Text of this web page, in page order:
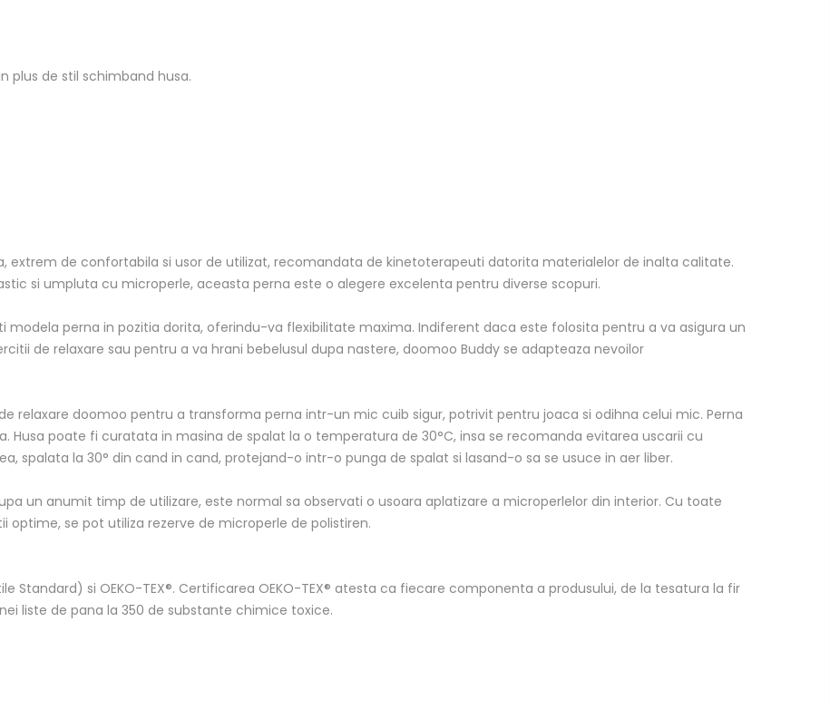
plus de stil schimband husa.
extrem de confortabila si usor de utilizat, recomandata de kinetoterapeuti datorita materialelor de inalta calitate.
si umpluta cu microperle, aceasta perna este o alegere excelenta pentru diverse scopuri.
modela perna in pozitia dorita, oferindu-va flexibilitate maxima. Indiferent daca este folosita pentru a va asigura un
de relaxare sau pentru a va hrani bebelusul dupa nastere, doomoo Buddy se adapteaza nevoilor
relaxare doomoo pentru a transforma perna intr-un mic cuib sigur, potrivit pentru joaca si odihna celui mic. Perna
Husa poate fi curatata in masina de spalat la o temperatura de 30°C, insa se recomanda evitarea uscarii cu
spalata la 30° din cand in cand, protejand-o intr-o punga de spalat si lasand-o sa se usuce in aer liber.
un anumit timp de utilizare, este normal sa observati o usoara aplatizare a microperlelor din interior. Cu toate
se pot utiliza rezerve de microperle de polistiren.
Standard) si OEKO-TEX®. Certificarea OEKO-TEX® atesta ca fiecare componenta a produsului, de la tesatura la fir
liste de pana la 350 de substante chimice toxice.